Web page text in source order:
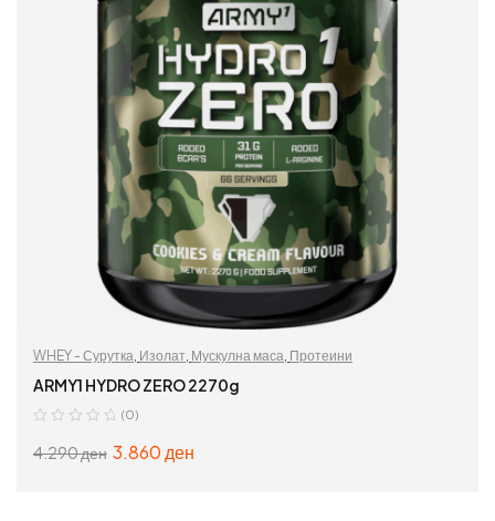
WHEY - Сурутка Изолат Мускулна маса Протеини
ARMY1 HYDRO ZERO 2270g
(0)
4.290ден 3.860ден